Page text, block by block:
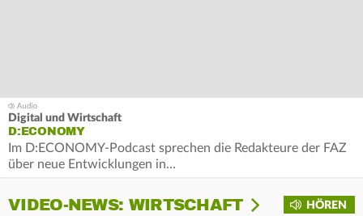
Digital und Wirtschaft
D:ECONOMY
Im D:ECONOMY-Podcast sprechen die Redakteure der FAZ
über neue Entwicklungen in…
HÖREN
VIDEO-NEWS: WIRTSCHAFT